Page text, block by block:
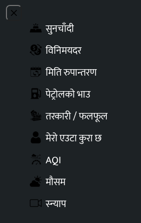
Close menu
सुनचाँदी
विनिमयदर
मिति रुपान्तरण
पेट्रोलको भाउ
तरकारी / फलफूल
मेरो एउटा कुरा छ
AQI
मौसम
स्न्याप